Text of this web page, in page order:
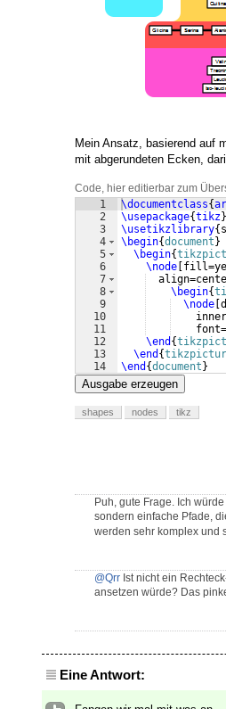
Mein Ansatz, basierend auf
mit abgerundeten Ecken,
Code, hier editierbar zum
1
2
3
4
5
6
7
8
9
10
11
12
13
14
\documentclass{
\usepackage{tikz}
\usetikzlibrary{
\begin{document }
\begin{
\node
\begin{
\node
    font=
\end {
\end {
\end {document }
Ausgabe erzeugen
shapes nodes tikz
Puh, gute Frage. Ich
sondern einfache Pfade,
werden sehr komplex und
@Qrr Ist nicht ein
ansetzen würde? Das
Eine Antwort: